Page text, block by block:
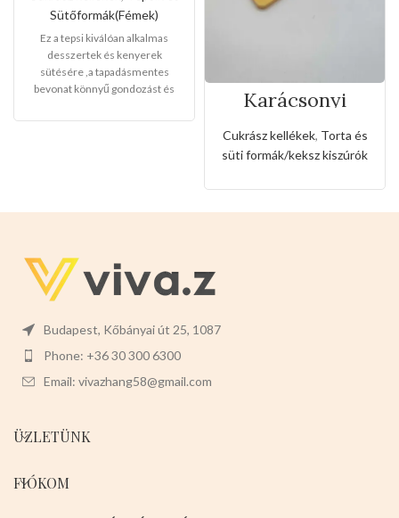
Sütőformák(Fémek)
Ez a tepsi kiválóan alkalmas
desszertek és kenyerek
sütésére ,a tapadásmentes
bevonat könnyű gondozást és
könnyen levehet,ez megkönnyíti
Karácsonyi
sütemény kiszúró
forma
Cukrász kellékek, Torta és
süti formák/keksz kiszúrók
Budapest, Kőbányai út 25, 1087
Phone: +36 30 300 6300
Email: vivazhang58@gmail.com
ÜZLETÜNK
FIÓKOM